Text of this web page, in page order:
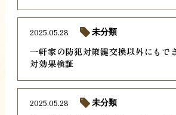
一軒家の防犯対策鍵交換以外にもで
対効果検証
2025.05.28 未分類
2025.05.28 未分類